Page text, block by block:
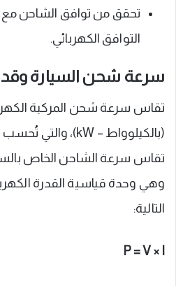
التوافق الكهربائي.
سرعة شحن السيارة
تقاس سرعة شحن المركبة
(بالكيلوواط – kW)، والتي تُحسب وفق العلاقة الأساسية:
وهي وحدة قياسية القدرة
التالية:
P = V × I